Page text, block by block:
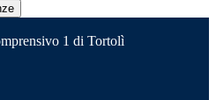
1 di Tortolì